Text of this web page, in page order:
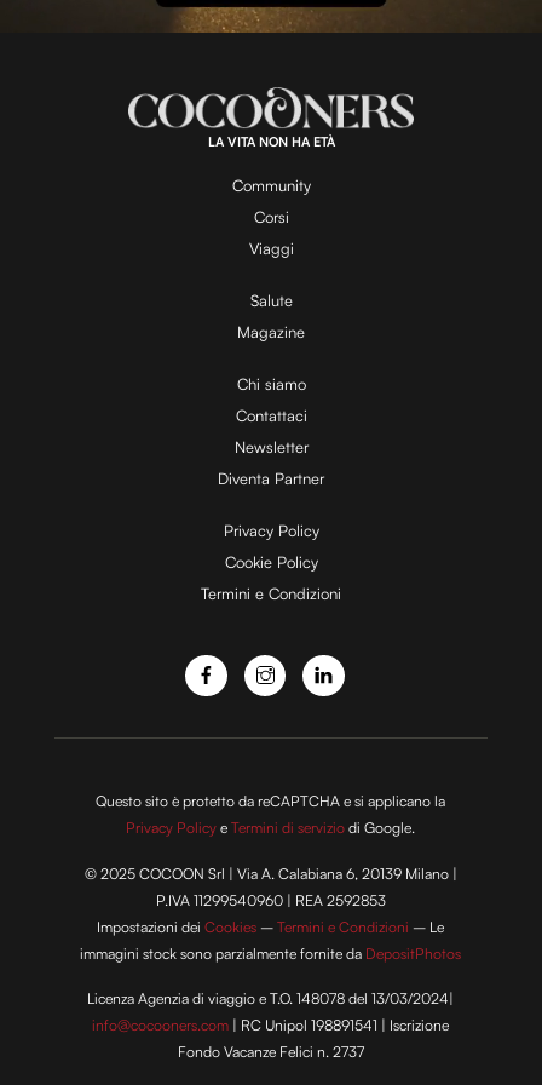
a
y
V
i
d
e
o
:
1
0
0
.
0
LA VITA NON HA ETÀ
Community
Corsi
Viaggi
Salute
Magazine
Chi siamo
Contattaci
Newsletter
Diventa Partner
Privacy Policy
Cookie Policy
Termini e Condizioni
Questo sito è protetto da reCAPTCHA e si applicano la
Privacy Policy eTermini di servizio di Google.
© 2025 COCOON Srl | Via A. Calabiana 6, 20139 Milano |
P.IVA 11299540960 | REA 2592853
Impostazioni deiCookies –Termini e Condizioni – Le
immagini stock sono parzialmente fornite da DepositPhotos
Licenza Agenzia di viaggio e T.O. 148078 del 13/03/2024|
info@cocooners.com | RC Unipol 198891541 | Iscrizione
Fondo Vacanze Felici n. 2737